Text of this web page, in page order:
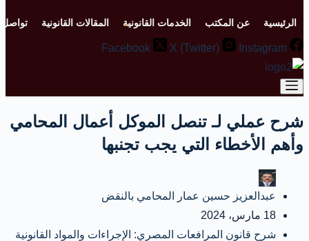
الرئيسية عن المكتب الخدمات القانونية المقالات القانونية تواصل
Facebook X (Twitter) Instagram
شرح عملي لـ تنصل الموكل أعمال المحامي
وأهم الأخطاء التي يجب تجنبها
عبدالعزيز حسين عمار المحامي بالنقض
18 مارس، 2024
شرح قانون المرافعات المصري: الإجراءات والمواد القانونية